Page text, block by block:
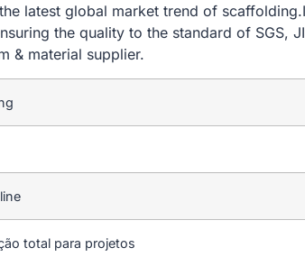
latest global market trend of
the quality to the standard of SGS,
& material supplier.
total para projetos